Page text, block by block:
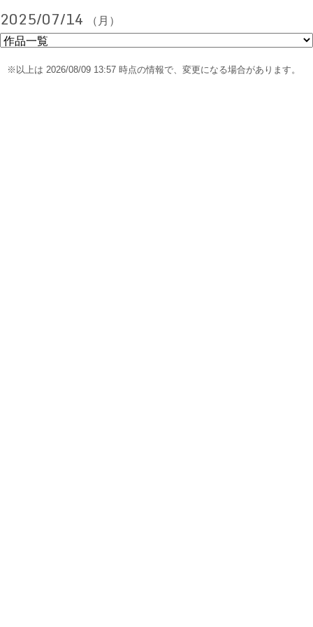
2025/07/14 （月）
※以上は 2026/08/09 13:57 時点の情報で、変更になる場合があります。